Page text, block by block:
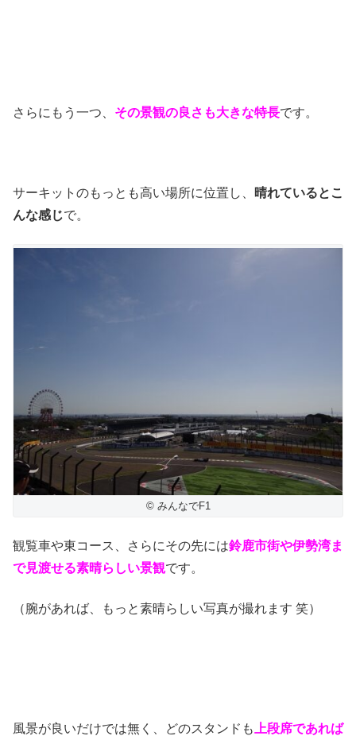
さらにもう一つ、 その景観の良さ も大きな特長です。
サーキットのもっとも高い場所に位置し、
晴れているとこ
んな感じで。
© みんなでF1
観覧車や東コース、さらにその先には鈴鹿市街や伊勢湾ま
で見渡せる素晴らしい景観です。
（腕があれば、もっと素晴らしい写真が撮れます 笑）
風景が良いだけでは無く、どのスタンドも
上段席であれば